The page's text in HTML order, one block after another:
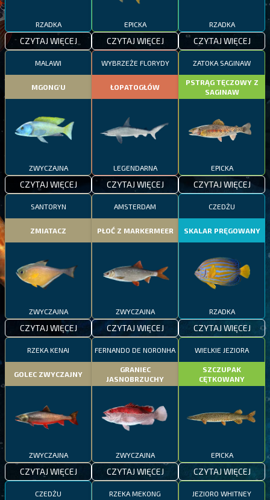
RZADKA
CZYTAJ WIĘCEJ
EPICKA
CZYTAJ WIĘCEJ
RZADKA
CZYTAJ WIĘCEJ
MALAWI
MGONG'U
ZWYCZAJNA
CZYTAJ WIĘCEJ
WYBRZEŻE FLORYDY
ŁOPATOGŁÓW
LEGENDARNA
CZYTAJ WIĘCEJ
ZATOKA SAGINAW
PSTRĄG TĘCZOWY Z
SAGINAW
EPICKA
CZYTAJ WIĘCEJ
SANTORYN
ZMIATACZ
ZWYCZAJNA
CZYTAJ WIĘCEJ
AMSTERDAM
PŁOĆ Z MARKERMEER
ZWYCZAJNA
CZYTAJ WIĘCEJ
CZEDŻU
SKALAR PRĘGOWANY
RZADKA
CZYTAJ WIĘCEJ
RZEKA KENAI
GOLEC ZWYCZAJNY
ZWYCZAJNA
CZYTAJ WIĘCEJ
FERNANDO DE NORONHA
GRANIEC
JASNOBRZUCHY
ZWYCZAJNA
CZYTAJ WIĘCEJ
WIELKIE JEZIORA
SZCZUPAK
CĘTKOWANY
EPICKA
CZYTAJ WIĘCEJ
CZEDŻU RZEKA MEKONG JEZIORO WHITNEY